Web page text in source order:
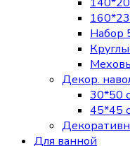
Набор
Декор.
30*50
45*45
Для ванной